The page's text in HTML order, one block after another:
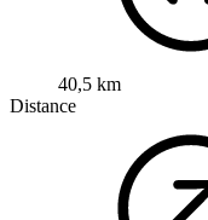
40,5 km
Distance